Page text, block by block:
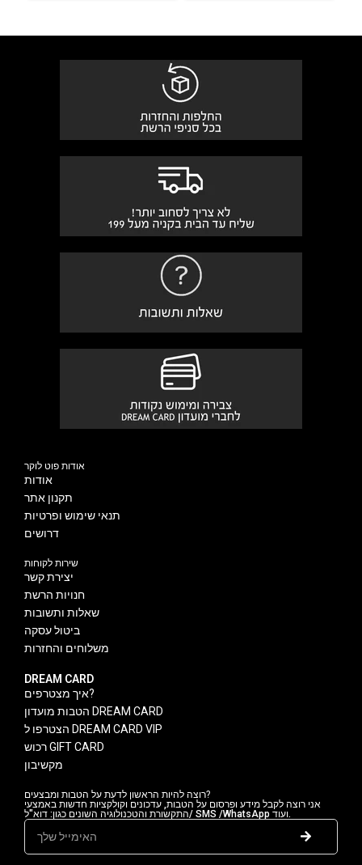
אודות פוט לוקר
אודות
תקנון אתר
תנאי שימוש ופרטיות
דרושים
שירות לקוחות
יצירת קשר
חנויות הרשת
שאלות ותשובות
ביטול עסקה
משלוחים והחזרות
DREAM CARD
איך מצטרפים?
הטבות מועדון DREAM CARD
הצטרפו ל DREAM CARD VIP
רכוש GIFT CARD
מקשיבון
רוצה להיות הראשון לדעת על הטבות ומבצעים?
אני רוצה לקבל מידע ופרסום על הטבות, עדכונים וקולקציות חדשות באמצעי
התקשורת והטכנולוגיה השונים כגון: דוא"ל/ SMS /WhatsApp ועוד.